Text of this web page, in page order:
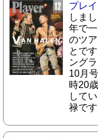
プレ
しま
年で
のツ
とで
ング
10月
時20
して
禄です